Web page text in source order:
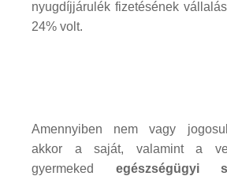
nyugdíjjárulék fizetésének
24% volt.
Amennyiben nem vagy
akkor a saját, valamint a
gyermeked egészségügyi